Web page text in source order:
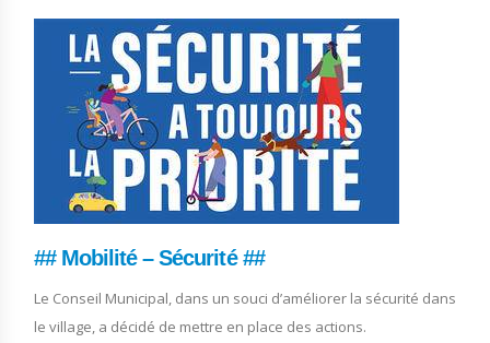
## Mobilité – Sécurité ##
Le Conseil Municipal, dans un souci d’améliorer la sécurité dans
le village, a décidé de mettre en place des actions.